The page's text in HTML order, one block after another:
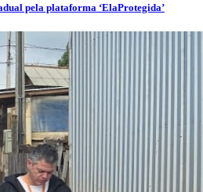
pela plataforma ‘ElaProtegida’